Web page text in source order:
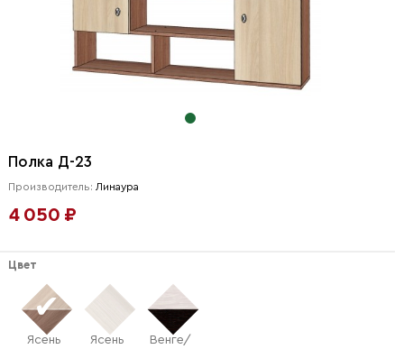
Полка Д-23
Производитель: Линаура
4 050 ₽
Цвет
Ясень
Ясень
Венге/